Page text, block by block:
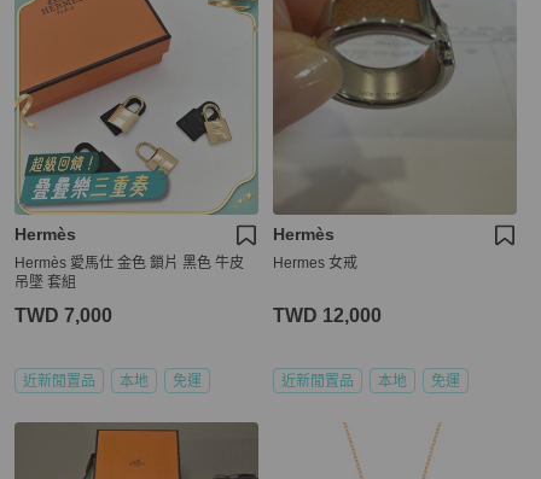
Hermès
Hermès 愛馬仕 金色 鎖片 黑色 牛皮
吊墜 套組
TWD 7,000
近新閒置品 本地 免運
Hermès
Hermes 女戒
TWD 12,000
近新閒置品 本地 免運